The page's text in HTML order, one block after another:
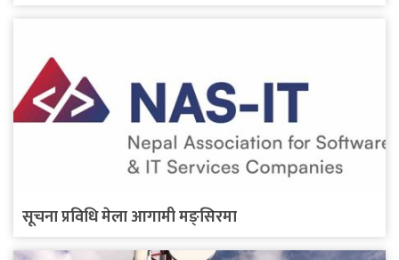
सूचना प्रविधि मेला आगामी मङ्सिरमा